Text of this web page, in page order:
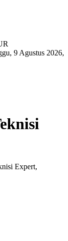
9 Agustus 2026,
Expert,